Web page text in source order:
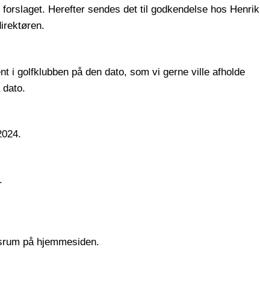
Herefter sendes det til godkendelse hos Henrik
i golfklubben på den dato, som vi gerne ville afholde
på hjemmesiden.